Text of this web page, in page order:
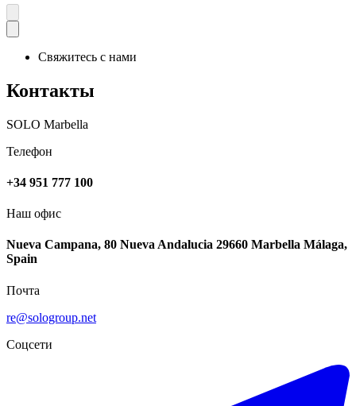
Свяжитесь с нами
Контакты
SOLO Marbella
Телефон
+34 951 777 100
Наш офис
Nueva Campana, 80 Nueva Andalucia 29660 Marbella Málaga,
Spain
Почта
re@sologroup.net
Соцсети